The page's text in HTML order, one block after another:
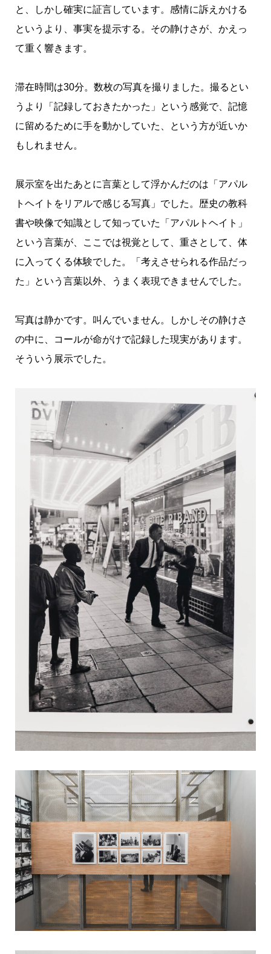
と、しかし確実に証言しています。感情に訴えかける
というより、事実を提示する。その静けさが、かえっ
て重く響きます。
滞在時間は30分。数枚の写真を撮りました。撮るとい
うより「記録しておきたかった」という感覚で、記憶
に留めるために手を動かしていた、という方が近いか
もしれません。
展示室を出たあとに言葉として浮かんだのは「アパル
トヘイトをリアルで感じる写真」でした。歴史の教科
書や映像で知識として知っていた「アパルトヘイト」
という言葉が、ここでは視覚として、重さとして、体
に入ってくる体験でした。「考えさせられる作品だっ
た」という言葉以外、うまく表現できませんでした。
写真は静かです。叫んでいません。しかしその静けさ
の中に、コールが命がけで記録した現実があります。
そういう展示でした。